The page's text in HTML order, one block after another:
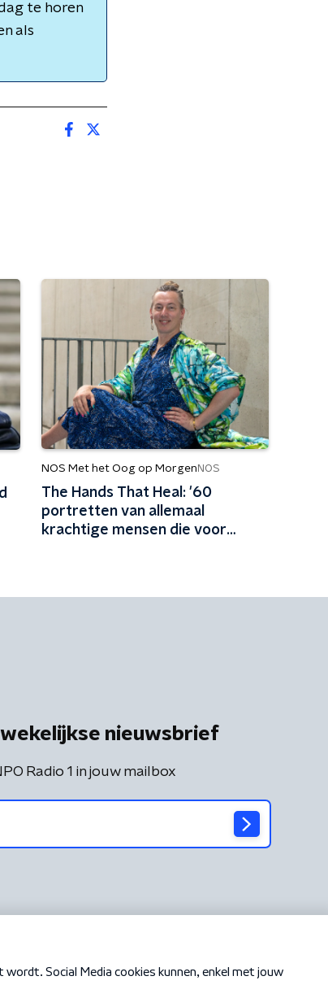
te horen
als
NOS Met het Oog op Morgen NOS
The Hands That Heal: '60
portretten van allemaal
krachtige mensen die voor
nieuwsbrief
Radio 1 in jouw mailbox